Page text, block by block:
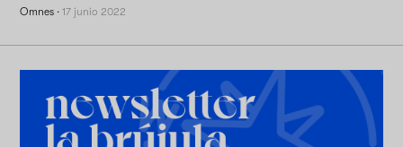
Omnes ·17 junio 2022